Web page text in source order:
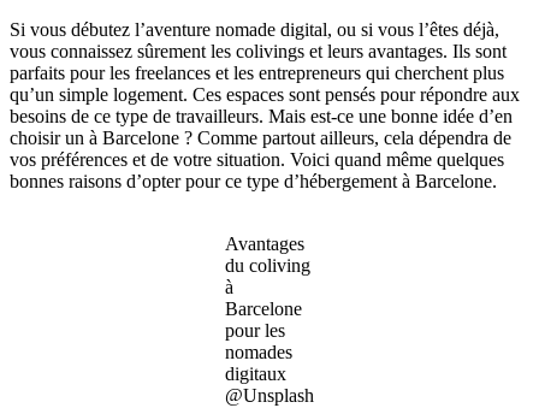
Si vous débutez l’aventure nomade digital, ou si vous l’êtes déjà,
vous connaissez sûrement les colivings et leurs avantages. Ils sont
parfaits pour les freelances et les entrepreneurs qui cherchent plus
qu’un simple logement. Ces espaces sont pensés pour répondre aux
besoins de ce type de travailleurs. Mais est-ce une bonne idée d’en
choisir un à Barcelone ? Comme partout ailleurs, cela dépendra de
vos préférences et de votre situation. Voici quand même quelques
bonnes raisons d’opter pour ce type d’hébergement à Barcelone.
Avantages
du coliving
à
Barcelone
pour les
nomades
digitaux
@Unsplash